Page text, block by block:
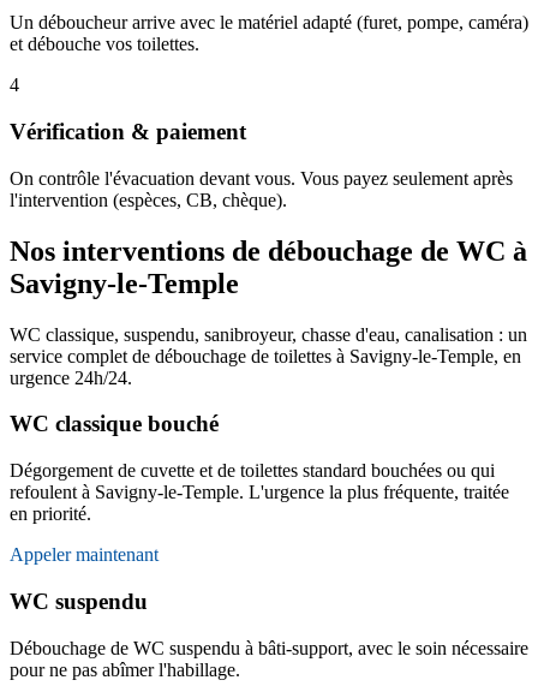
Un déboucheur arrive avec le matériel adapté (furet, pompe, caméra)
et débouche vos toilettes.
4
Vérification & paiement
On contrôle l'évacuation devant vous. Vous payez seulement après
l'intervention (espèces, CB, chèque).
Nos interventions de débouchage de WC à
Savigny-le-Temple
WC classique, suspendu, sanibroyeur, chasse d'eau, canalisation : un
service complet de débouchage de toilettes à Savigny-le-Temple, en
urgence 24h/24.
WC classique bouché
Dégorgement de cuvette et de toilettes standard bouchées ou qui
refoulent à Savigny-le-Temple. L'urgence la plus fréquente, traitée
en priorité.
Appeler maintenant
WC suspendu
Débouchage de WC suspendu à bâti-support, avec le soin nécessaire
pour ne pas abîmer l'habillage.